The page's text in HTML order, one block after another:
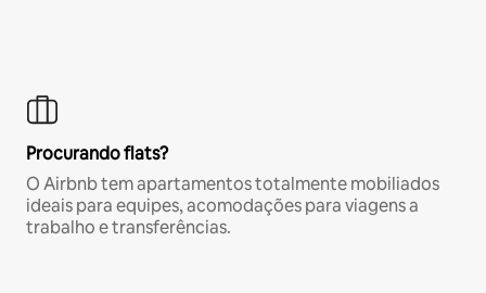
Procurando flats?
O Airbnb tem apartamentos totalmente mobiliados
ideais para equipes, acomodações para viagens a
trabalho e transferências.